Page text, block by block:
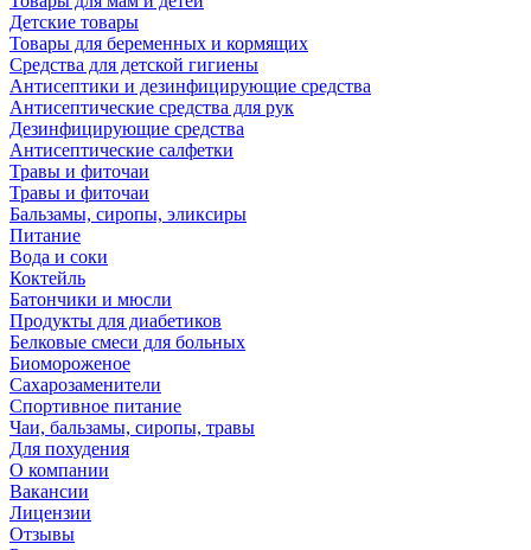
Детские товары
Товары для беременных и кормящих
Средства для детской гигиены
Антисептики и дезинфицирующие средства
Антисептические средства для рук
Дезинфицирующие средства
Антисептические салфетки
Травы и фиточаи
Травы и фиточаи
Бальзамы, сиропы, эликсиры
Питание
Вода и соки
Коктейль
Батончики и мюсли
Продукты для диабетиков
Белковые смеси для больных
Биомороженое
Сахарозаменители
Спортивное питание
Чаи, бальзамы, сиропы, травы
Для похудения
О компании
Вакансии
Лицензии
Отзывы